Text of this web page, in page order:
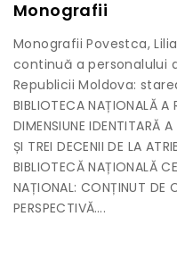
Monografii
Monografii Povestca,
continuă a personalului
Republicii Moldova:
BIBLIOTECA NAȚIONALĂ A
DIMENSIUNE IDENTITARĂ
ȘI TREI DECENII DE LA
BIBLIOTECĂ NAȚIONALĂ
NAȚIONAL: CONȚINUT DE
PERSPECTIVĂ….